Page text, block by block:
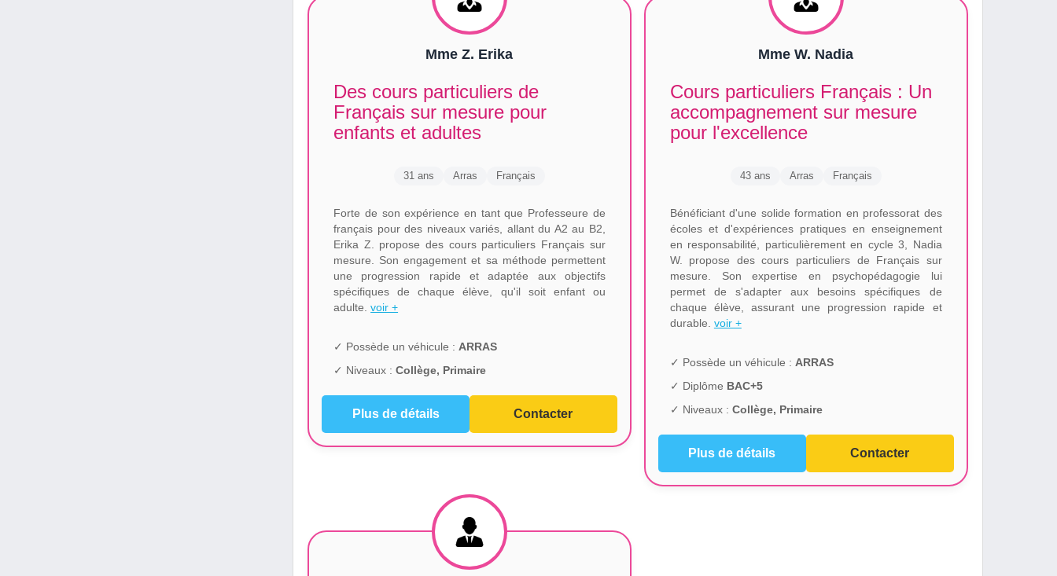
Mme Z. Erika
Des cours particuliers de
Français sur mesure pour
enfants et adultes
31 ans Arras Français
Forte de son expérience en tant que Professeure de
français pour des niveaux variés, allant du A2 au B2,
Erika Z. propose des cours particuliers Français sur
mesure. Son engagement et sa méthode permettent
une progression rapide et adaptée aux objectifs
spécifiques de chaque élève, qu'il soit enfant ou
adulte.voir +
✓ Possède un véhicule : ARRAS
✓ Niveaux :Collège, Primaire
Plus de détails Contacter
Mme W. Nadia
Cours particuliers Français : Un
accompagnement sur mesure
pour l'excellence
43 ans Arras Français
Bénéficiant d'une solide formation en professorat des
écoles et d'expériences pratiques en enseignement
en responsabilité, particulièrement en cycle 3, Nadia
W. propose des cours particuliers de Français sur
mesure. Son expertise en psychopédagogie lui
permet de s'adapter aux besoins spécifiques de
chaque élève, assurant une progression rapide et
durable. voir +
✓ Possède un véhicule : ARRAS
✓ Diplôme BAC+5
✓ Niveaux : Collège, Primaire
Plus de détails Contacter